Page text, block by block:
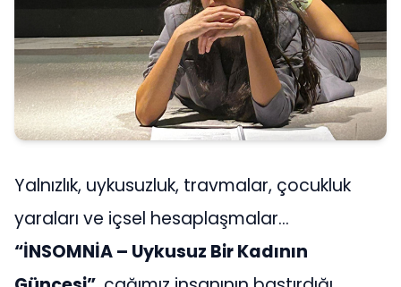
Yalnızlık, uykusuzluk, travmalar, çocukluk
yaraları ve içsel hesaplaşmalar…
“İNSOMNİA – Uykusuz Bir Kadının